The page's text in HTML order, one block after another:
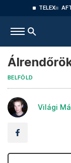
TELEX
BELFÖLD
Világi